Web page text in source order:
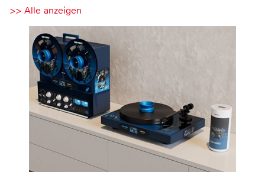
>> Alle anzeigen